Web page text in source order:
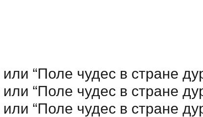
“Поле чудес в стране
“Поле чудес в стране
“Поле чудес в стране